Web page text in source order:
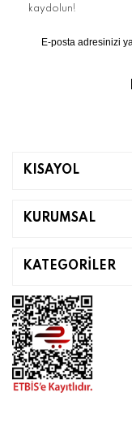
kaydolun!
KISAYOL
KURUMSAL
KATEGORİLER